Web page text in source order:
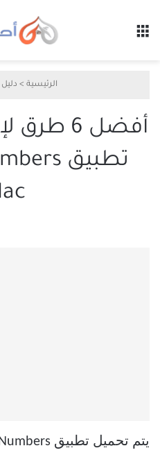
الرئيسية > دليل
أفضل 6